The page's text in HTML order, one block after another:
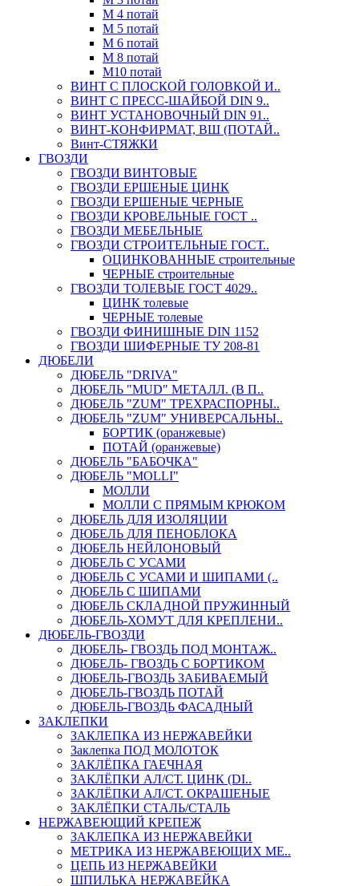
М 4 потай
М 5 потай
М 6 потай
М 8 потай
М10 потай
ВИНТ С ПЛОСКОЙ ГОЛОВКОЙ И..
ВИНТ С ПРЕСС-ШАЙБОЙ DIN 9..
ВИНТ УСТАНОВОЧНЫЙ DIN 91..
ВИНТ-КОНФИРМАТ, ВШ (ПОТАЙ..
Винт-СТЯЖКИ
ГВОЗДИ
ГВОЗДИ ВИНТОВЫЕ
ГВОЗДИ ЕРШЕНЫЕ ЦИНК
ГВОЗДИ ЕРШЕНЫЕ ЧЕРНЫЕ
ГВОЗДИ КРОВЕЛЬНЫЕ ГОСТ ..
ГВОЗДИ МЕБЕЛЬНЫЕ
ГВОЗДИ СТРОИТЕЛЬНЫЕ ГОСТ..
ОЦИНКОВАННЫЕ строительные
ЧЕРНЫЕ строительные
ГВОЗДИ ТОЛЕВЫЕ ГОСТ 4029..
ЦИНК толевые
ЧЕРНЫЕ толевые
ГВОЗДИ ФИНИШНЫЕ DIN 1152
ГВОЗДИ ШИФЕРНЫЕ ТУ 208-81
ДЮБЕЛИ
ДЮБЕЛЬ "DRIVA"
ДЮБЕЛЬ "MUD" МЕТАЛЛ. (В П..
ДЮБЕЛЬ "ZUM" ТРЕХРАСПОРНЫ..
ДЮБЕЛЬ "ZUM" УНИВЕРСАЛЬНЫ..
БОРТИК (оранжевые)
ПОТАЙ (оранжевые)
ДЮБЕЛЬ "БАБОЧКА"
ДЮБЕЛЬ "МOLLI"
МОЛЛИ
МОЛЛИ С ПРЯМЫМ КРЮКОМ
ДЮБЕЛЬ ДЛЯ ИЗОЛЯЦИИ
ДЮБЕЛЬ ДЛЯ ПЕНОБЛОКА
ДЮБЕЛЬ НЕЙЛОНОВЫЙ
ДЮБЕЛЬ С УСАМИ
ДЮБЕЛЬ С УСАМИ И ШИПАМИ (..
ДЮБЕЛЬ С ШИПАМИ
ДЮБЕЛЬ СКЛАДНОЙ ПРУЖИННЫЙ
ДЮБЕЛЬ-ХОМУТ ДЛЯ КРЕПЛЕНИ..
ДЮБЕЛЬ-ГВОЗДИ
ДЮБЕЛЬ- ГВОЗДЬ ПОД МОНТАЖ..
ДЮБЕЛЬ- ГВОЗДЬ С БОРТИКОМ
ДЮБЕЛЬ-ГВОЗДЬ ЗАБИВАЕМЫЙ
ДЮБЕЛЬ-ГВОЗДЬ ПОТАЙ
ДЮБЕЛЬ-ГВОЗДЬ ФАСАДНЫЙ
ЗАКЛЕПКИ
ЗАКЛЕПКА ИЗ НЕРЖАВЕЙКИ
Заклепка ПОД МОЛОТОК
ЗАКЛЁПКА ГАЕЧНАЯ
ЗАКЛЁПКИ АЛ/СТ. ЦИНК (DI..
ЗАКЛЁПКИ АЛ/СТ. ОКРАШЕНЫЕ
ЗАКЛЁПКИ СТАЛЬ/СТАЛЬ
НЕРЖАВЕЮЩИЙ КРЕПЕЖ
ЗАКЛЕПКА ИЗ НЕРЖАВЕЙКИ
МЕТРИКА ИЗ НЕРЖАВЕЮЩИХ МЕ..
ЦЕПЬ ИЗ НЕРЖАВЕЙКИ
ШПИЛЬКА НЕРЖАВЕЙКА